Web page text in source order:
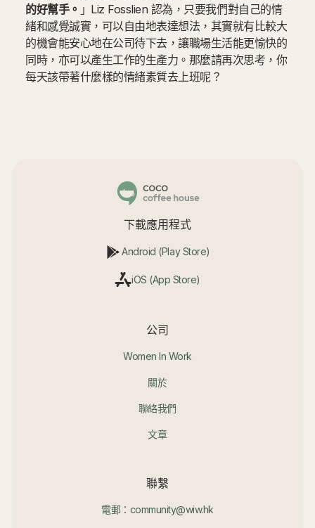
的好幫手。 」Liz Fosslien 認為，只要我們對自己的情
緒和感覺誠實，可以自由地表達想法，其實就有比較大
的機會能安心地在公司待下去，讓職場生活能更愉快的
同時，亦可以產生工作的生產力。那麼請再次思考，你
每天該帶著什麼樣的情緒素質去上班呢？
下載應用程式
Android (Play Store)
iOS (App Store)
公司
Women In Work
關於
聯絡我們
文章
聯繫
電郵：community@wiw.hk